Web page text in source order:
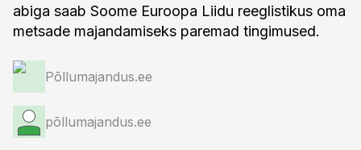
abiga saab Soome Euroopa Liidu reeglistikus oma
metsade majandamiseks paremad tingimused.
Põllumajandus.ee
põllumajandus.ee